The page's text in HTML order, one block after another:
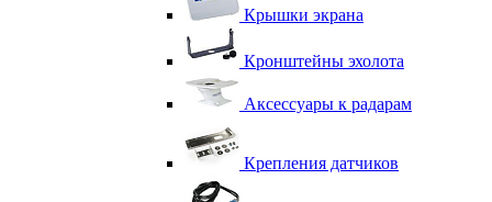
Крышки экрана
Кронштейны эхолота
Аксессуары к радарам
Крепления датчиков